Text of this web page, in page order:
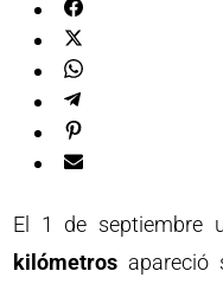
El 1 de septiembre
kilómetros apareció